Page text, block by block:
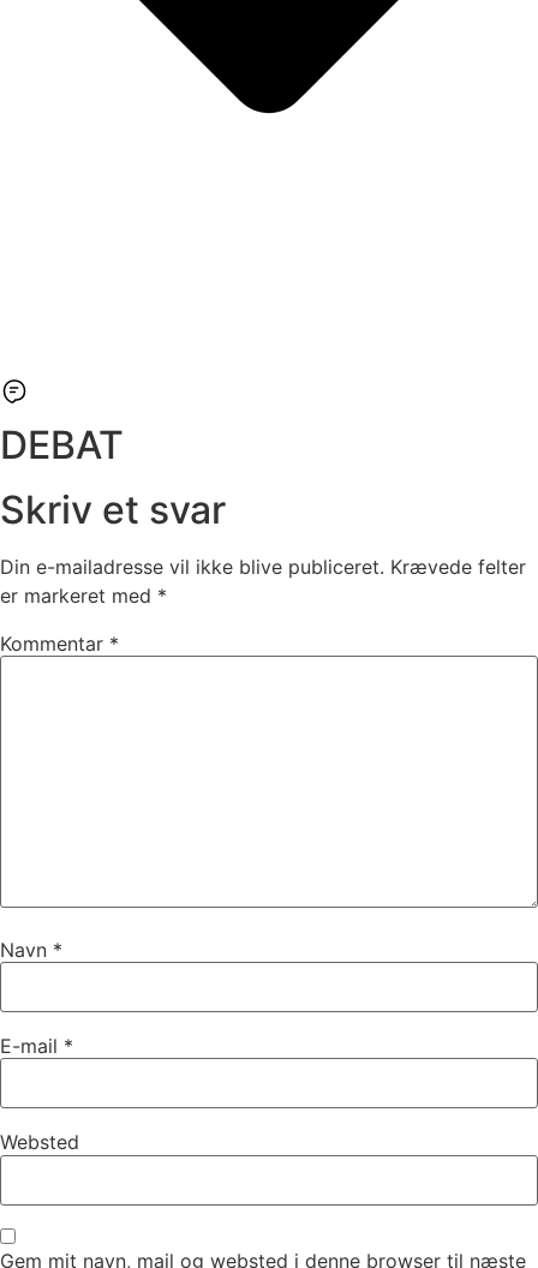
DEBAT
Skriv et svar
Din e-mailadresse vil ikke blive publiceret. Krævede felter
er markeret med *
Kommentar *
Navn *
E-mail *
Websted
Gem mit navn, mail og websted i denne browser til næste